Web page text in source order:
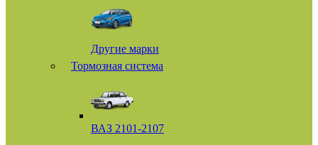
Другие марки
Тормозная система
ВАЗ 2101-2107